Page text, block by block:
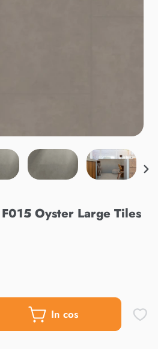
Oyster Large Tiles
In cos